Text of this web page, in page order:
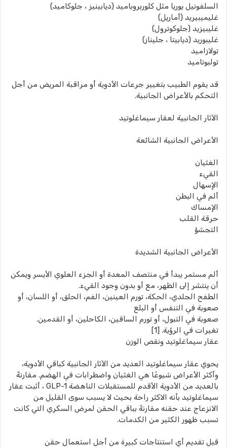
السلفونيل يوريا مثل كلوربروباميد (ديابينيز ، جلوكاميد)
غليميبيريد (أماريل)
غليبيزيد (جلوكوترول)
غليبوريد (ديابيتا ، جليناز)
تولازاميد
تولبوتاميد
قد يقوم الطبيب بتغيير جرعات الأدوية أو مراقبة المريض من أجل
التحكم بالأعراض الجانبية.
الآثار الجانبية لعقار سيماغلوتيد
الأعراض الجانبية الشائعة
الغثيان
القيء
الإسهال
ألم في البطن
الإمساك
حرقة القلب
التجشؤ
الأعراض الجانبية الشديدة
ألم مستمر يبدأ في منتصف المعدة أو الجزء العلوي الأيسر ويمكن
أن ينتشر إلى الظهر، مع أو بدون وجود القيء.
الطفح الجلدي، الحكة، تورم العينين، الفم، الحلق، أو اللسان، أو
صعوبة في التنفس أو البلع
صعوبة في التبول، أو تورم الساقين، الكاحلين، أو القدمين.
تغيرات في الرؤية. [1]
عقار سيماغلوتيد ونقص الوزن
يحوي عقار سيماغلوتيد العديد من الآثار الجانبية كباقي الأدوية،
وأكثر الأعراض شيوعًا هي الغثيان واضطرابات في الهضم. مقارنةً
بالعديد من الأدوية الأقدم للمستقبلات الناهضة GLP-1 ، أثبت عقار
سيماغلوتيد بأنه الاكثر راحة بحيث لا يسبب سوى القليل من
الانزعاج عند حقنه مقارنةً بباقي الحقن لمرض السكري التي كانت
تسبب ظهور الكثير من الكدمات.
قبل تقديم أي استنتاجات كبيرة من أجل استعمال حقن